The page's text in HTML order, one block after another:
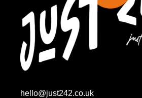
hello@just242.co.uk